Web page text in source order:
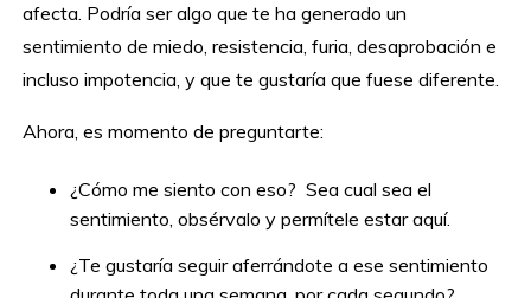
afecta. Podría ser algo que te ha generado un
sentimiento de miedo, resistencia, furia, desaprobación e
incluso impotencia, y que te gustaría que fuese diferente.
Ahora, es momento de preguntarte:
¿Cómo me siento con eso? Sea cual sea el
sentimiento, obsérvalo y permítele estar aquí.
¿Te gustaría seguir aferrándote a ese sentimiento